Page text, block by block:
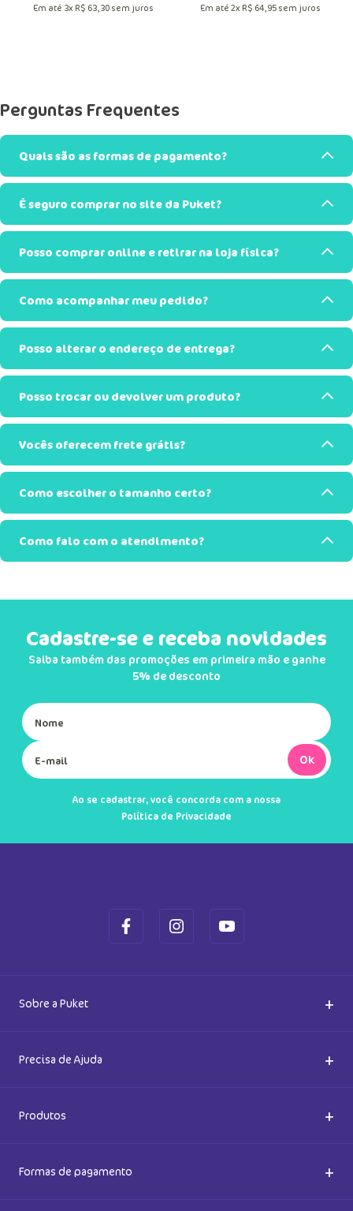
Em até 3x R$ 63, 30sem juros Em até 2x R$ 64, 95sem juros
Perguntas Frequentes
Quais são as formas de pagamento?
É seguro comprar no site da Puket?
Posso comprar online e retirar na loja física?
Como acompanhar meu pedido?
Posso alterar o endereço de entrega?
Posso trocar ou devolver um produto?
Vocês oferecem frete grátis?
Como escolher o tamanho certo?
Como falo com o atendimento?
Cadastre-se e receba novidades
Saiba também das promoções em primeira mão e ganhe
5% de desconto
Ok
Ao se cadastrar, você concorda com a nossa
Política de Privacidade
Sobre a Puket +
Quem somos
Meias do Bem
Precisa de Ajuda +
Dúvidas Frequentes
Como comprar
Produtos +
Acessórios
Formas de pagamento +